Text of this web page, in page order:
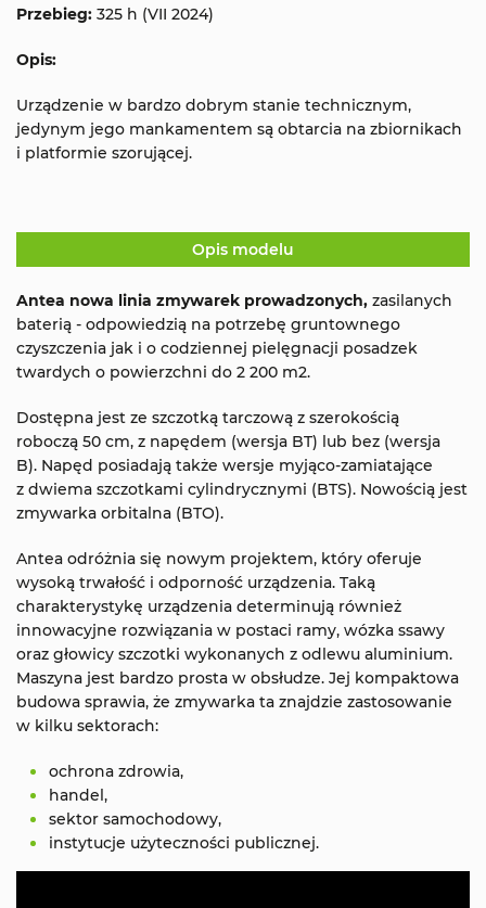
Przebieg: 325 h (VII 2024)
Opis:
Urządzenie w bardzo dobrym stanie technicznym,
jedynym jego mankamentem są obtarcia na zbiornikach
i platformie szorującej.
Opis modelu
Antea nowa linia zmywarek prowadzonych, zasilanych
baterią - odpowiedzią na potrzebę gruntownego
czyszczenia jak i o codziennej pielęgnacji posadzek
twardych o powierzchni do 2 200 m2.
Dostępna jest ze szczotką tarczową z szerokością
roboczą 50 cm, z napędem (wersja BT) lub bez (wersja
B). Napęd posiadają także wersje myjąco-zamiatające
z dwiema szczotkami cylindrycznymi (BTS). Nowością jest
zmywarka orbitalna (BTO).
Antea odróżnia się nowym projektem, który oferuje
wysoką trwałość i odporność urządzenia. Taką
charakterystykę urządzenia determinują również
innowacyjne rozwiązania w postaci ramy, wózka ssawy
oraz głowicy szczotki wykonanych z odlewu aluminium.
Maszyna jest bardzo prosta w obsłudze. Jej kompaktowa
budowa sprawia, że zmywarka ta znajdzie zastosowanie
w kilku sektorach:
ochrona zdrowia,
handel,
sektor samochodowy,
instytucje użyteczności publicznej.